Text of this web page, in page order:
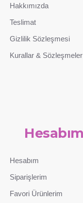
Hakkımızda
Teslimat
Gizlilik Sözleşmesi
Kurallar & Sözleşmeler
Hesabım
Hesabım
Siparişlerim
Favori Ürünlerim